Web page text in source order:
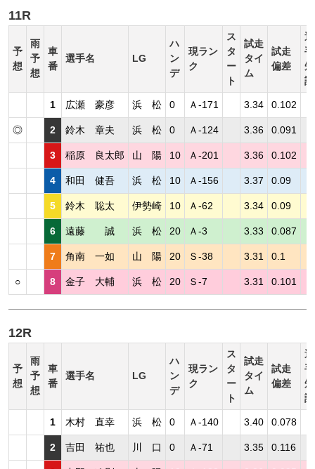
11R
予
想
雨
予
想
車
番
選手名 LG
ハ
ン
デ
現ラン
ク
ス
タ
ー
ト
試走
タイ
ム
試走
偏差
選
手
短
評
1 広瀬 豪彦 浜 松 0 Ａ-171 3.34 0.102
◎ 2 鈴木 章夫 浜 松 0 Ａ-124 3.36 0.091
3 稲原 良太郎 山 陽 10 Ａ-201 3.36 0.102
4 和田 健吾 浜 松 10 Ａ-156 3.37 0.09
5 鈴木 聡太 伊勢崎 10 Ａ-62 3.34 0.09
6 遠藤 誠 浜 松 20 Ａ-3 3.33 0.087
7 角南 一如 山 陽 20 Ｓ-38 3.31 0.1
○ 8 金子 大輔 浜 松 20 Ｓ-7 3.31 0.101
12R
予
想
雨
予
想
車
番
選手名 LG
ハ
ン
デ
現ラン
ク
ス
タ
ー
ト
試走
タイ
ム
試走
偏差
選
手
短
評
1 木村 直幸 浜 松 0 Ａ-140 3.40 0.078
2 吉田 祐也 川 口 0 Ａ-71 3.35 0.116